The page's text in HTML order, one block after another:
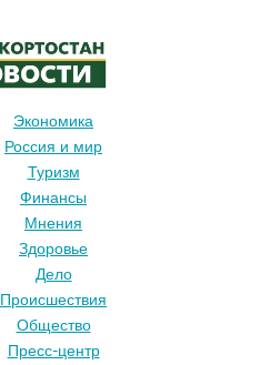
Экономика
Россия и мир
Туризм
Финансы
Мнения
Здоровье
Дело
Происшествия
Общество
Пресс-центр